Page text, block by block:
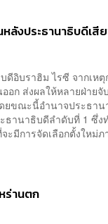
ลังประธานาธิบดีเสีย
อิบราฮิม ไรซี จากเห
อก ส่งผลให้หลายฝ่ายจั
ยขณะนี้อำนาจประธาน
ธานาธิบดีลำดับที่ 1 ซึ่ง
มีการจัดเลือกตั้งใหม่ภ
ร่านตก